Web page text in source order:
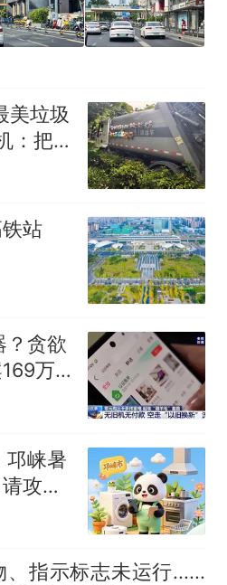
美垃圾
：把
时没
站
？贪欲
万
邛崃暑
攻略
指示标志未运行......